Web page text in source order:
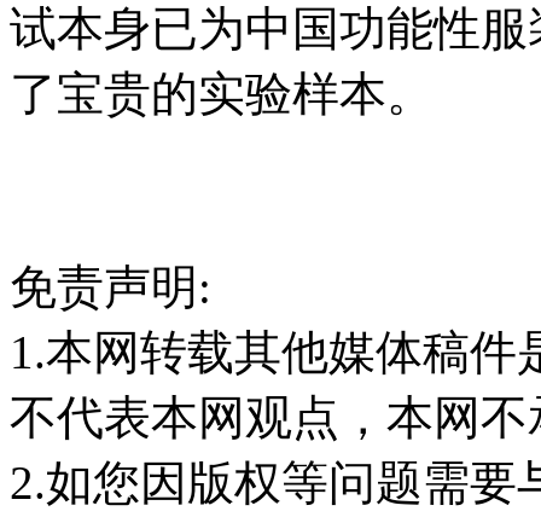
试本身已为中国功能性
了宝贵的实验样本。
免责声明:
1.本网转载其他媒体稿
不代表本网观点，本网
2.如您因版权等问题需要